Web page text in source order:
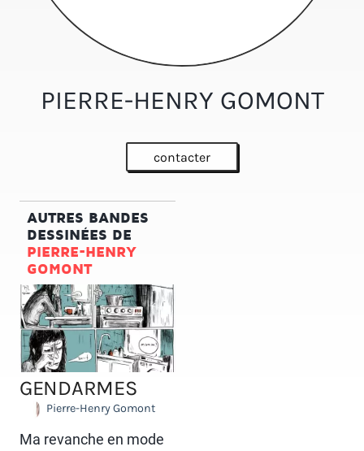
PIERRE-HENRY GOMONT
contacter
AUTRES BANDES
DESSINÉES DE
PIERRE-HENRY
GOMONT
GENDARMES
Pierre-Henry Gomont
Ma revanche en mode